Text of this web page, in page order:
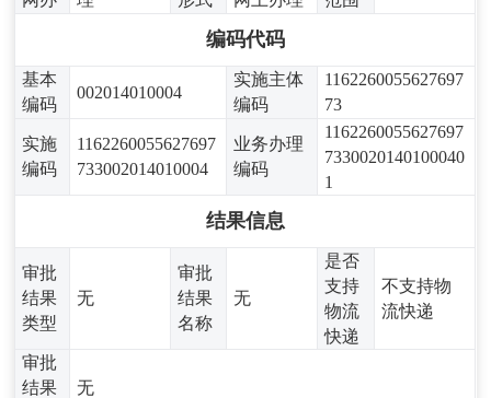
编码代码
基本
编码
002014010004
实施主体
编码
1162260055627697
73
实施
编码
1162260055627697
733002014010004
业务办理
编码
1162260055627697
7330020140100040
1
结果信息
审批
结果
类型
无
审批
结果
名称
无
是否
支持
物流
快递
不支持物
流快递
审批
结果
无